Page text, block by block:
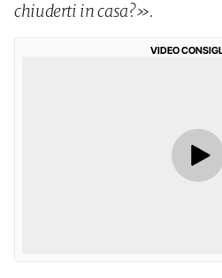
chiuderti in casa?».
VIDEO